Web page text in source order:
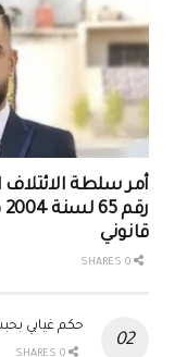
أمر سلطة الائتلاف
قانوني
حكم غيابي